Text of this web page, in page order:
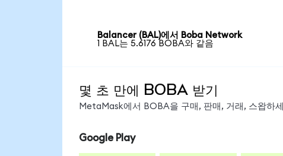
Balancer (BAL)에서 Boba Network
1 BAL는 5.6176 BOBA와 같음
몇 초 만에 BOBA 받기
MetaMask에서 BOBA을 구매, 판매, 거래, 스왑하
Google Play